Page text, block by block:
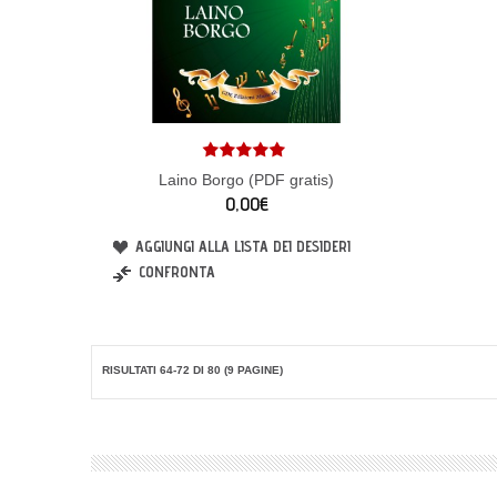
Laino Borgo (PDF gratis)
0,00€
AGGIUNGI ALLA LISTA DEI DESIDERI
CONFRONTA
RISULTATI 64-72 DI 80 (9 PAGINE)